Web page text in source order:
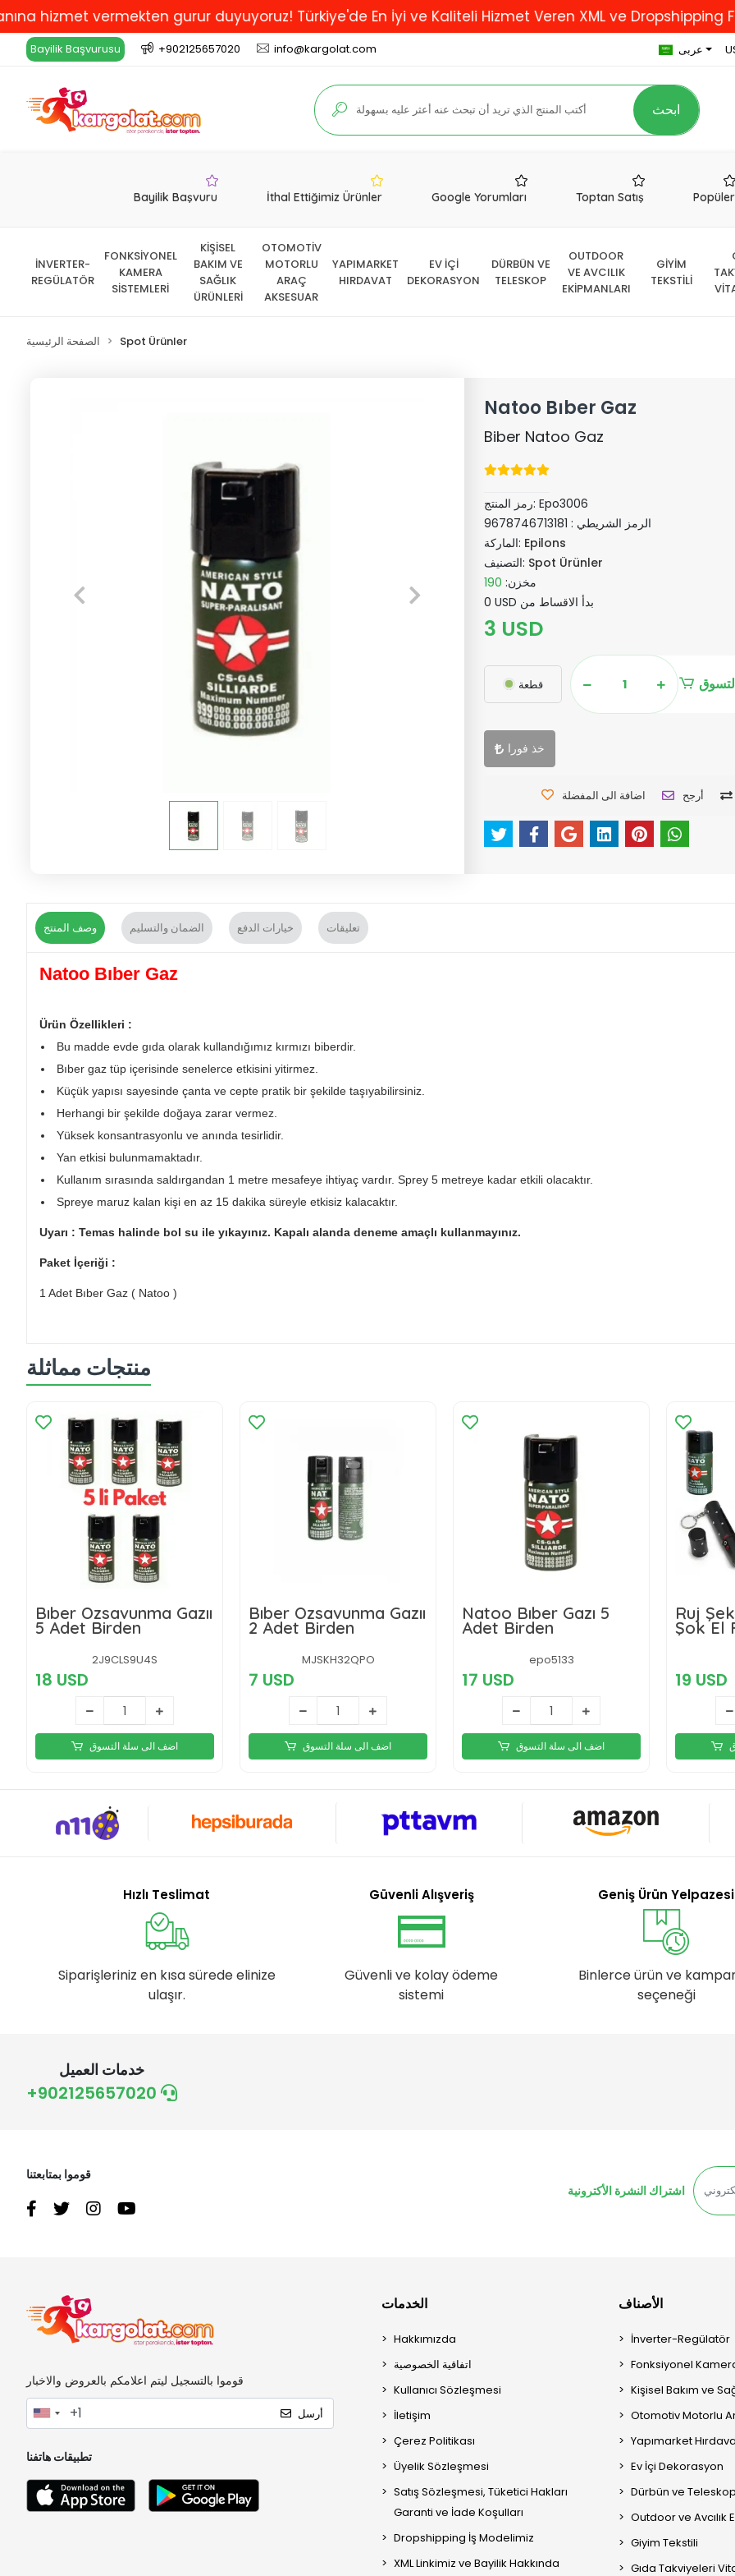
vermekten gurur duyuyoruz! Türkiye'de En İyi ve Kaliteli Hizmet Veren XML ve Dropshipping
Bayilik Başvurusu +902125657020 info@kargolat.com عربى
ابحث
Bayilik Başvuru İthal Ettiğimiz Ürünler Google Yorumları Toptan Satış Popüler
İNVERTER-
REGÜLATÖR
FONKSİYONEL
KAMERA
SİSTEMLERİ
KİŞİSEL
BAKIM VE
SAĞLIK
ÜRÜNLERİ
OTOMOTİV
MOTORLU
ARAÇ
AKSESUAR
YAPIMARKET
HIRDAVAT
EV İÇİ
DEKORASYON
DÜRBÜN VE
TELESKOP
OUTDOOR
VE AVCILIK
EKİPMANLARI
GİYİM
TEKSTİLİ
الصفحة الرئيسية Spot Ürünler
Natoo Bıber Gaz
Biber Natoo Gaz
رمز المنتج:Epo3006
الرمز الشريطي : 9678746713181
الماركة: Epilons
التصنيف: Spot Ürünler
مخزن: 190
0 USD بدأ الاقساط من
3 USD
قطعة
خذ فورا
اضافة الى المفضلة أرجح
وصف المنتج الضمان والتسليم خيارات الدفع تعليقات
Natoo Bıber Gaz
Ürün Özellikleri :
Bu madde evde gıda olarak kullandığımız kırmızı biberdir.
Bıber gaz tüp içerisinde senelerce etkisini yitirmez.
Küçük yapısı sayesinde çanta ve cepte pratik bir şekilde taşıyabilirsiniz.
Herhangi bir şekilde doğaya zarar vermez.
Yüksek konsantrasyonlu ve anında tesirlidir.
Yan etkisi bulunmamaktadır.
Kullanım sırasında saldırgandan 1 metre mesafeye ihtiyaç vardır. Sprey 5 metreye kadar etkili olacaktır.
Spreye maruz kalan kişi en az 15 dakika süreyle etkisiz kalacaktır.
Uyarı : Temas halinde bol su ile yıkayınız. Kapalı alanda deneme amaçlı kullanmayınız.
Paket İçeriği :
1 Adet Bıber Gaz ( Natoo )
منتجات مماثلة
Bıber Özsavunma Gazıı
5 Adet Birden
2J9CLS9U4S
18 USD
اضف الى سلة التسوق
Bıber Özsavunma Gazıı
2 Adet Birden
MJSKH32QPO
7 USD
اضف الى سلة التسوق
Natoo Bıber Gazı 5
Adet Birden
epo5133
17 USD
اضف الى سلة التسوق
Ruj
Şok El
Bıber
19 USD
Hızlı Teslimat
Siparişleriniz en kısa sürede elinize
ulaşır.
Güvenli Alışveriş
Güvenli ve kolay ödeme
sistemi
Geniş Ürün Yelpazesi
Binlerce ürün ve
seçeneği
خدمات العميل
+902125657020
قوموا بمتابعتنا
اشتراك النشرة الأكترونية
قوموا بالتسجيل ليتم اعلامكم بالعروض والاخبار
أرسل
تطبيقات هاتفنا
الخدمات
Hakkımızda
اتفاقية الخصوصية
Kullanıcı Sözleşmesi
İletişim
Çerez Politikası
Üyelik Sözleşmesi
Satış Sözleşmesi, Tüketici Hakları
Garanti ve İade Koşulları
Dropshipping İş Modelimiz
XML Linkimiz ve Bayilik Hakkında
الأصناف
İnverter-Regülatör
Fonksiyonel
Kişisel Bakım ve
Otomotiv Motorlu
Yapımarket
Ev İçi Dekorasyon
Dürbün ve Teleskop
Outdoor ve Avcılık
Giyim Tekstili
Gıda Takviyeleri